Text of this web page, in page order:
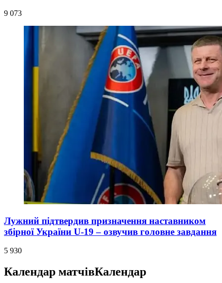
9 073
Лужний підтвердив призначення наставником
збірної України U-19 – озвучив головне завдання
5 930
Календар матчівКалендар